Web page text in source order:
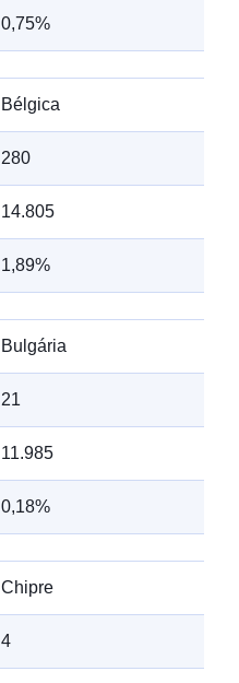
0,75%
Bélgica
280
14.805
1,89%
Bulgária
21
11.985
0,18%
Chipre
4